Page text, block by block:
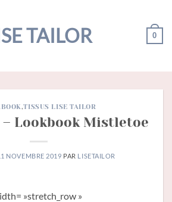
TAILOR 0
,TISSUS LISE TAILOR
Lookbook Mistletoe
NOVEMBRE 2019 PAR LISETAILOR
»stretch_row »